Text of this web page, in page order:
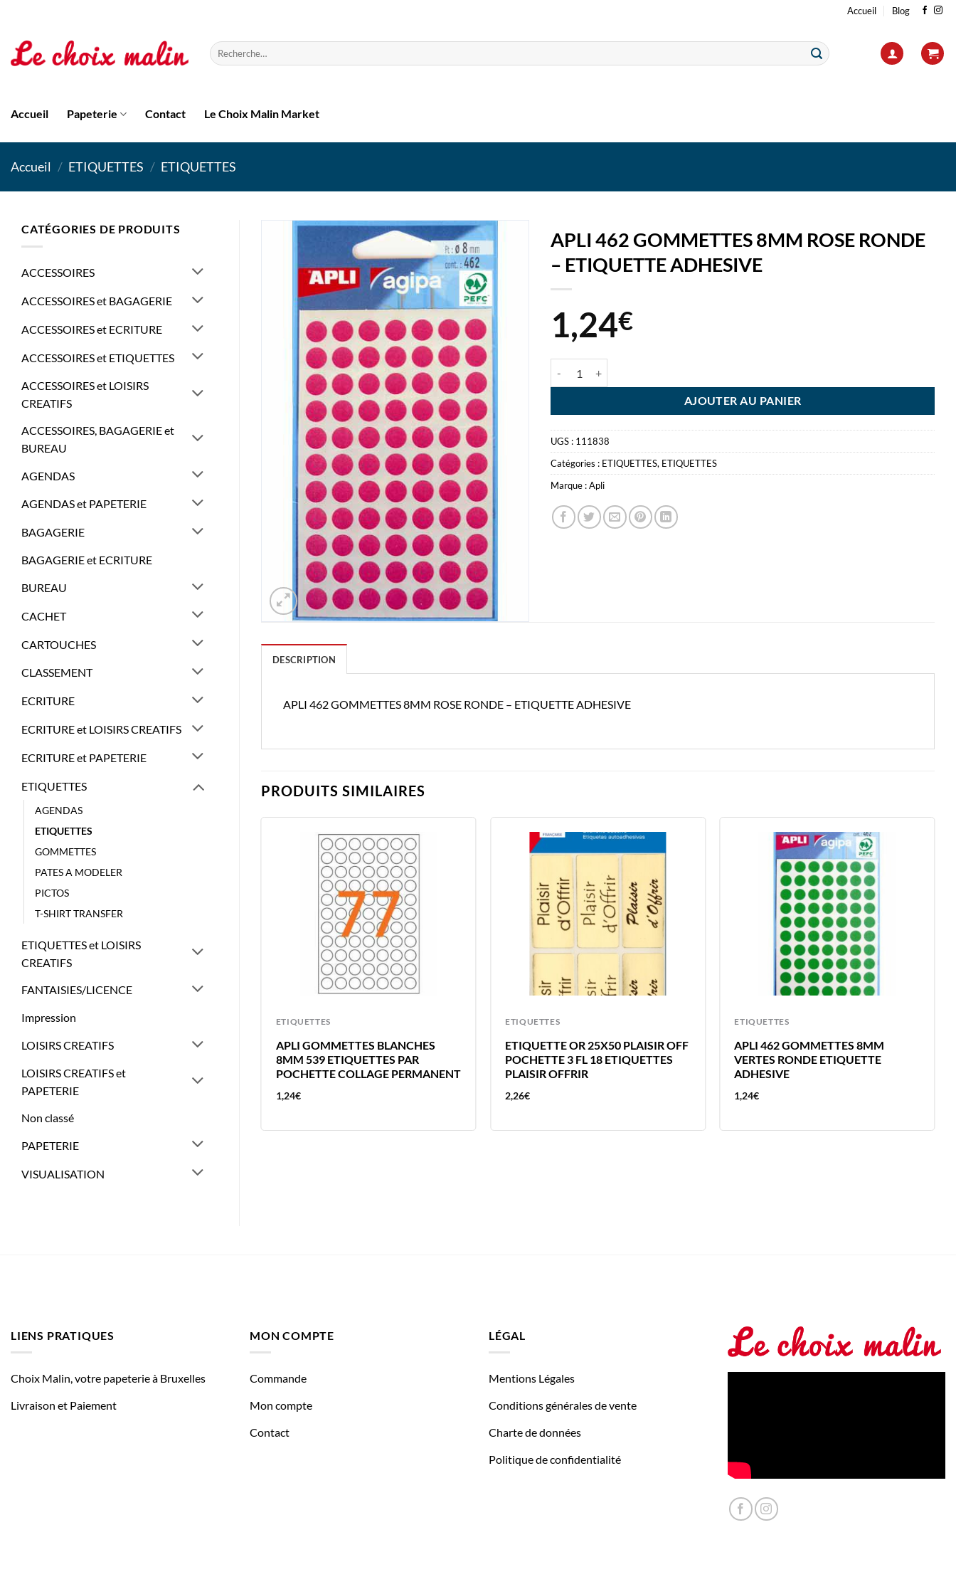
contenu
Accueil Blog
Recherche
pour :
Accueil Papeterie Contact Le Choix Malin Market
Accueil / ETIQUETTES / ETIQUETTES
CATÉGORIES DE PRODUITS
ACCESSOIRES
ACCESSOIRES et BAGAGERIE
ACCESSOIRES et ECRITURE
ACCESSOIRES et ETIQUETTES
ACCESSOIRES et LOISIRS
CREATIFS
ACCESSOIRES, BAGAGERIE et
BUREAU
AGENDAS
AGENDAS et PAPETERIE
BAGAGERIE
BAGAGERIE et ECRITURE
BUREAU
CACHET
CARTOUCHES
CLASSEMENT
ECRITURE
ECRITURE et LOISIRS CREATIFS
ECRITURE et PAPETERIE
ETIQUETTES
AGENDAS
ETIQUETTES
GOMMETTES
PATES A MODELER
PICTOS
T-SHIRT TRANSFER
ETIQUETTES et LOISIRS
CREATIFS
FANTAISIES/LICENCE
Impression
LOISIRS CREATIFS
LOISIRS CREATIFS et
PAPETERIE
Non classé
PAPETERIE
VISUALISATION
APLI 462 GOMMETTES 8MM ROSE RONDE
– ETIQUETTE ADHESIVE
1,24€
AJOUTER AU PANIER
UGS : 111838
Catégories : ETIQUETTES, ETIQUETTES
Marque :Apli
DESCRIPTION
APLI 462 GOMMETTES 8MM ROSE RONDE – ETIQUETTE ADHESIVE
PRODUITS SIMILAIRES
ETIQUETTES
APLI GOMMETTES BLANCHES
8MM 539 ETIQUETTES PAR
POCHETTE COLLAGE PERMANENT
1,24€
ETIQUETTES
ETIQUETTE OR 25X50 PLAISIR OFF
POCHETTE 3 FL 18 ETIQUETTES
PLAISIR OFFRIR
2,26€
ETIQUETTES
APLI 462 GOMMETTES 8MM
VERTES RONDE ETIQUETTE
ADHESIVE
1,24€
ETIQUETTES
APLI GOMMETTES ETOILE
2,77€
LIENS PRATIQUES
Choix Malin, votre papeterie à Bruxelles
Livraison et Paiement
MON COMPTE
Commande
Mon compte
Contact
LÉGAL
Mentions Légales
Conditions générales de vente
Charte de données
Politique de confidentialité